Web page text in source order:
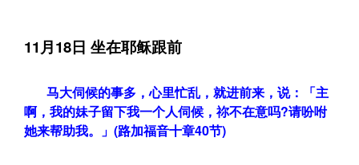
11月18日 坐在耶稣跟前
马大伺候的事多，心里忙乱，就进前来，说：「主
啊，我的妹子留下我一个人伺候，祢不在意吗?请吩咐
她来帮助我。」(路加福音十章40节)